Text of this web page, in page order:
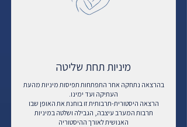
מיניות תחת שליטה
בהרצאה נתחקה אחר התפתחות תפיסות מיניות מהעת
העתיקה ועד ימינו.
הרצאה היסטורית-תרבותית זו בוחנת את האופן שבו
תרבות המערב עיצבה, הגבילה ושלטה במיניות
האנושית לאורך ההיסטוריה